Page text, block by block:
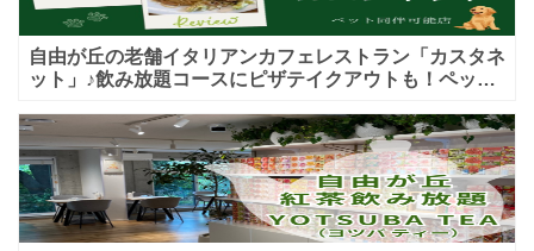
自由が丘の老舗イタリアンカフェレストラン「カスタネ
ット」♪飲み放題コースにピザテイクアウトも！ペット